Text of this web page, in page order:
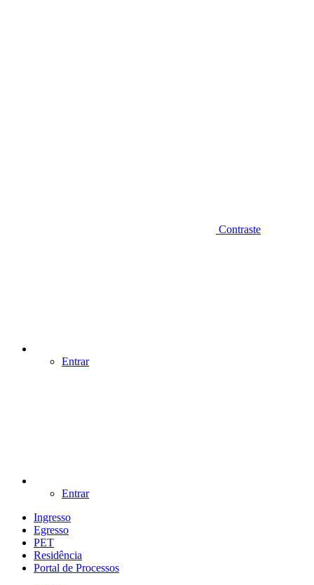
Contraste
Entrar
Entrar
Ingresso
Egresso
PET
Residência
Portal de Processos